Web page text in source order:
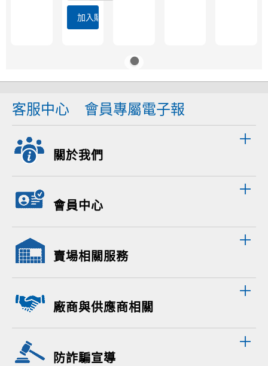
加入購物車
客服中心 會員專屬電子報
關於我們
會員中心
賣場相關服務
廠商與供應商相關
防詐騙宣導